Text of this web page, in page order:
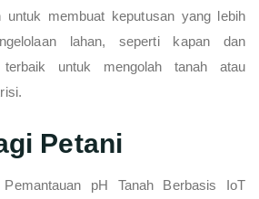
untuk membuat keputusan yang lebih
lahan, seperti kapan dan
terbaik untuk mengolah tanah atau
Petani
Pemantauan pH Tanah Berbasis IoT